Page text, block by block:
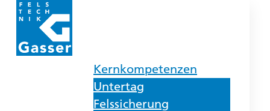
Kernkompetenzen
Untertag
Felssicherung